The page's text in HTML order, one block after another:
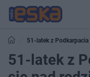
51-latek z
zaatakował policjantów...kotem
51-latek z